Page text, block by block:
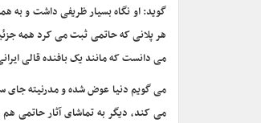
گوید: او نگاه بسیار ظریفی داشت و به
هر پلانی که حاتمی ثبت می کرد همه
می دانست که مانند یک بافنده قالی
می گویم دنیا عوض شده و مدرنیته جای
می کند، دیگر به تماشای آثار حاتمی